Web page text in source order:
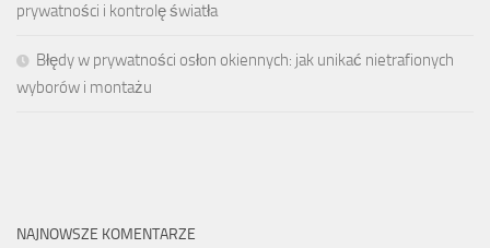
prywatności i kontrolę światła
Błędy w prywatności osłon okiennych: jak unikać nietrafionych
wyborów i montażu
NAJNOWSZE KOMENTARZE